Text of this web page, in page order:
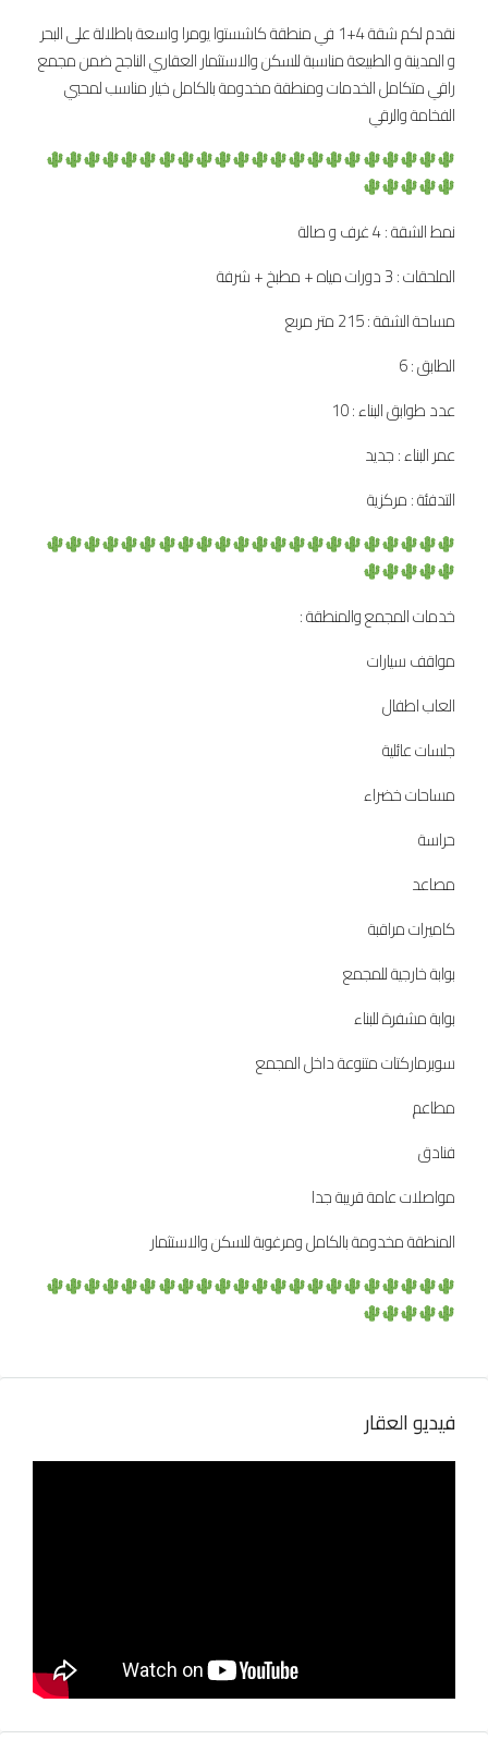
نقدم لكم شقة 4+1 في منطقة كاشستوا يومرا واسعة باطلالة على البحر
و المدينة و الطبيعة مناسبة للسكن والاستثمار العقاري الناجح ضمن مجمع
راقي متكامل الخدمات ومنطقة مخدومة بالكامل خيار مناسب لمحبي
الفخامة والرقي
نمط الشقة : 4 غرف و صالة
الملحقات : 3 دورات مياه + مطبخ + شرفة
مساحة الشقة : 215 متر مربع
الطابق : 6
عدد طوابق البناء : 10
عمر البناء : جديد
التدفئة : مركزية
خدمات المجمع والمنطقة :
مواقف سيارات
العاب اطفال
جلسات عائلية
مساحات خضراء
حراسة
مصاعد
كاميرات مراقبة
بوابة خارجية للمجمع
بوابة مشفرة للبناء
سوبرماركتات متنوعة داخل المجمع
مطاعم
فنادق
مواصلات عامة قريبة جدا
المنطقة مخدومة بالكامل ومرغوبة للسكن والاستثمار
فيديو العقار